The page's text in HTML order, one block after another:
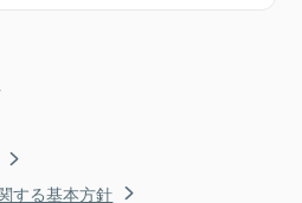
する基本方針